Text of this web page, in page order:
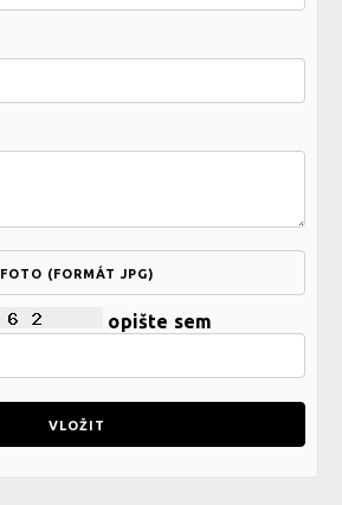
FOTO (FORMÁT JPG)
opište sem